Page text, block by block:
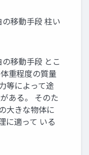
移動手段 柱い
移動手段 とこ
重程度の質量
等によって途
ある。 そのた
大きな物体に
に適って いる